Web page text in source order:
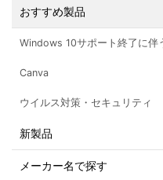
おすすめ製品
Windows 10サポート終了に伴
Canva
ウイルス対策・セキュリティ
新製品
メーカー名で探す